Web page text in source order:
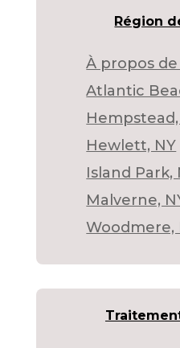
Région
À propos de
Atlantic
Hewlett, NY
Island Park,
Malverne,
Woodmere,